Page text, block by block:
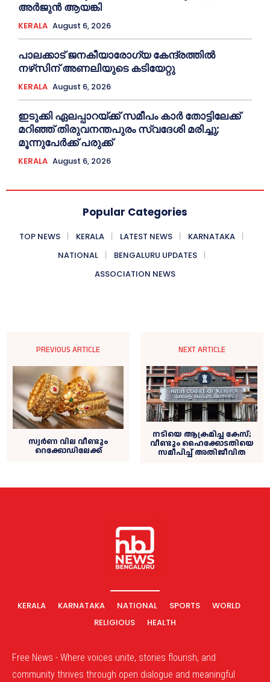
അര്‍ജുന്‍ ആയങ്കി
KERALA August 6, 2026
പാലക്കാട് ജനകീയാരോഗ്യ കേന്ദ്രത്തില്‍
നഴ്‌സിന് അണലിയുടെ കടിയേറ്റു
KERALA August 6, 2026
ഇടുക്കി ഏലപ്പാറയ്ക്ക് സമീപം കാര്‍ തോട്ടിലേക്ക്
മറിഞ്ഞ് തിരുവനന്തപുരം സ്വദേശി മരിച്ചു;
മൂന്നുപേര്‍ക്ക് പരുക്ക്
KERALA August 6, 2026
Popular Categories
TOP NEWS KERALA LATEST NEWS
KARNATAKA
NATIONAL
BENGALURU UPDATES
ASSOCIATION NEWS
PREVIOUS ARTICLE
സ്വർണ വില വീണ്ടും
റെക്കോഡിലേക്ക്
NEXT ARTICLE
നടിയെ ആക്രമിച്ച കേസ്;
വീണ്ടും ഹൈക്കോടതിയെ
സമീപിച്ച്‌ അതിജീവിത
KERALA KARNATAKA NATIONAL SPORTS
WORLD
RELIGIOUS
HEALTH
Free News - Where voices unite, stories flourish, and
community thrives through open dialogue and meaningful